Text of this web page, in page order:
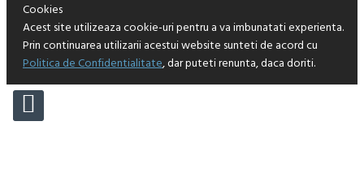
Cookies
Acest site utilizeaza cookie-uri pentru a va imbunatati experienta.
Prin continuarea utilizarii acestui website sunteti de acord cu
Politica de Confidentialitate, dar puteti renunta, daca doriti.